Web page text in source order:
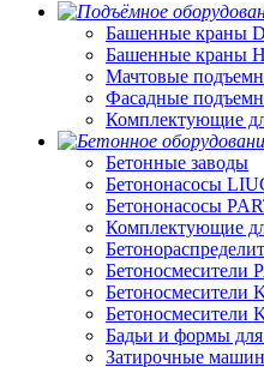
Башенные краны
Башенные краны
Мачтовые
Фасадные
Комплектующие
Бетонные заводы
Бетононасосы
Бетононасосы
Комплектующие
Бетоносмесители
Бетоносмесители
Бетоносмесители
Бадьи и формы для
Затирочные